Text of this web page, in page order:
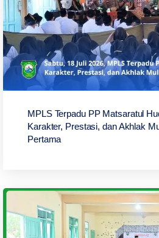
MPLS Terpadu PP Matsaratul
Karakter, Prestasi, dan Akhlak
Pertama